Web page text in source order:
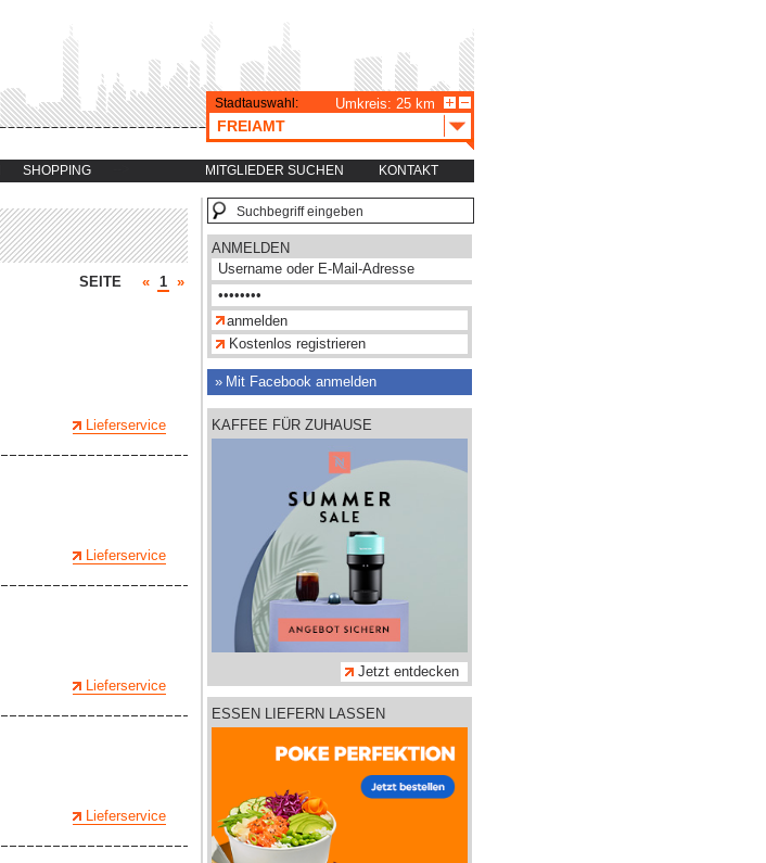
SHOPPING MITGLIEDER SUCHEN KONTAKT
Stadtauswahl: Umkreis: 25 km
FREIAMT
SEITE « 1 »
Lieferservice
Lieferservice
Lieferservice
Lieferservice
ANMELDEN
Kostenlos registrieren
Mit Facebook anmelden
KAFFEE FÜR ZUHAUSE
Jetzt entdecken
ESSEN LIEFERN LASSEN